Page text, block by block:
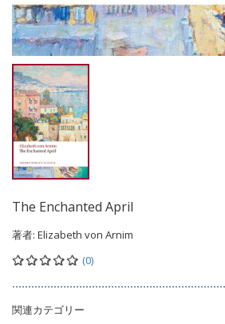
The Enchanted April
著者: Elizabeth von Arnim
(0)
関連カテゴリー